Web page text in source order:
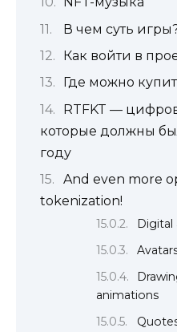
В чем суть
Как войти в
Где можно
RTFKT —
которые должны
году
And even more
tokenization!
animations